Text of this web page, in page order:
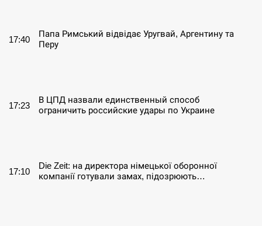
17:40
Папа Римський відвідає Уругвай, Аргентину та
Перу
17:23
В ЦПД назвали единственный способ
ограничить российские удары по Украине
17:10
Die Zeit: на директора німецької оборонної
компанії готували замах, підозрюють…